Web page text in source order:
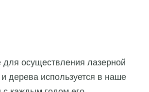
осуществления лазерной
дерева используется в наше